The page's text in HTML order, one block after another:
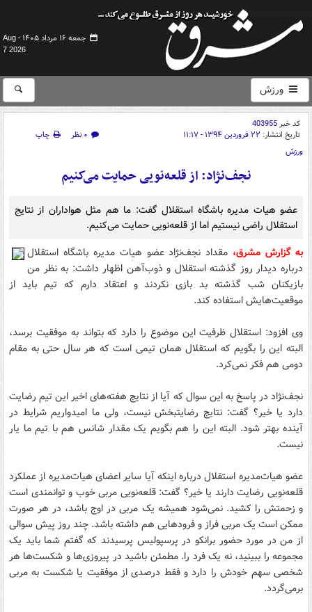
جمعه ۱۶ مرداد ۱۴۰۵ -
Aug
7 2026
ورزش
کد خبر403955
تاریخ انتشار: ۲۲ فروردین ۱۳۹۴ - ۱۱:۱۷ ۰ نظر
چاپ
ورزش
نجف‌نژاد: از قلعه‌نویی حمایت می‌کنیم
عضو هیات مدیره باشگاه استقلال گفت: ما هم مثل هواداران از نتایج
استقلال راضی نیستیم اما از قلعه‌نویی حمایت می‌کنیم.
به گزارش مشرق، مقداد نجف‌نژاد عضو هیات مدیره باشگاه استقلال
درباره دیدار روز گذشته استقلال و ذوب‌آهن اظهار داشت: به نظر من
بازیکنان شب گذشته بد بازی نکردند و اعتقاد دارم که تیم باید از
موقعیت‌هایش استفاده کند.
وی افزود: استقلال ظرفیت این موضوع را دارد که بتواند به موفقیت برسد،
البته این را بگویم که استقلال همان تیمی است که هر سال حتی به مقام
دومی هم فکر نمی‌کرد.
نجف‌نژاد در پاسخ به این سوال که آیا از نتایج هفته‌های اخیر این تیم رضایت
دارد یا خیر؟ گفت: نتایج رضایتبخش نیست، ولی ما امیدواریم شرایط در
آینده بهتر شود. البته این را هم بگویم یک مقدار شانس هم با تیم ما یار
نیست.
عضو هیات‌مدیره استقلال درباره اینکه آیا سایر اعضای هیات‌مدیره از عملکرد
قلعه‌نویی رضایت دارند یا خیر؟ گفت: قلعه‌نویی مربی خوب و توانمندی است
و زحمتش را کشید. نمی‌شود همیشه یک مربی در اوج باشد، در هر صورت
ممکن است یک مربی فراز و فرودهایی هم داشته باشد. چند روز پیش سوالی
از من در مورد حضور برانکو در پرسپولیس پرسیدند که گفتم شما باید یک
مجموعه را ببینید، نه یک فرد را. مطمئن باشید در پیروزی‌ها و شکست‌ها هر
شخصی سهم خودش را دارد و فقط درصدی از موفقیت یا شکست به مربی
برمی‌گردد.